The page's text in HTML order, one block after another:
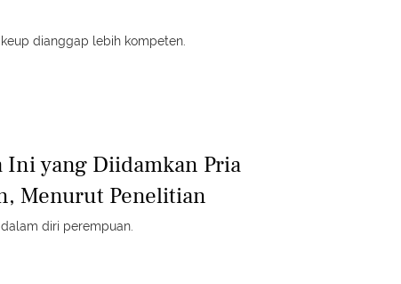
dianggap lebih kompeten.
Ini yang Diidamkan Pria
Menurut Penelitian
diri perempuan.